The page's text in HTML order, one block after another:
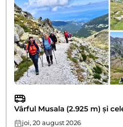
Vârful Musala (2.925 m) și
joi, 20 august 2026